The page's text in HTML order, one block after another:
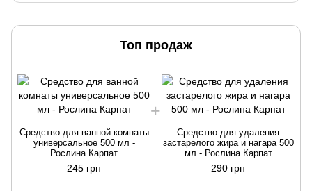
Топ продаж
Средство для ванной комнаты
универсальное 500 мл -
Рослина Карпат
245 грн
Средство для удаления
застарелого жира и нагара 500
мл - Рослина Карпат
290 грн